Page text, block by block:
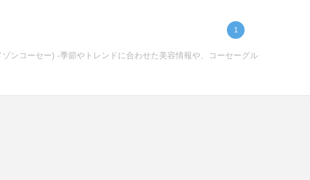
1
ンコーセー) -季節やトレンドに合わせた美容情報や、コーセーグル